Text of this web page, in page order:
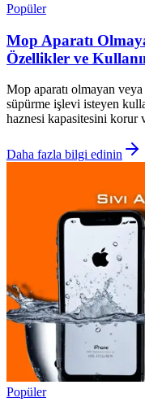
Popüler
Mop Aparatı
Özellikler ve
Mop aparatı olmayan
süpürme işlevi isteyen
haznesi kapasitesini korur
Daha fazla bilgi edinin
Popüler